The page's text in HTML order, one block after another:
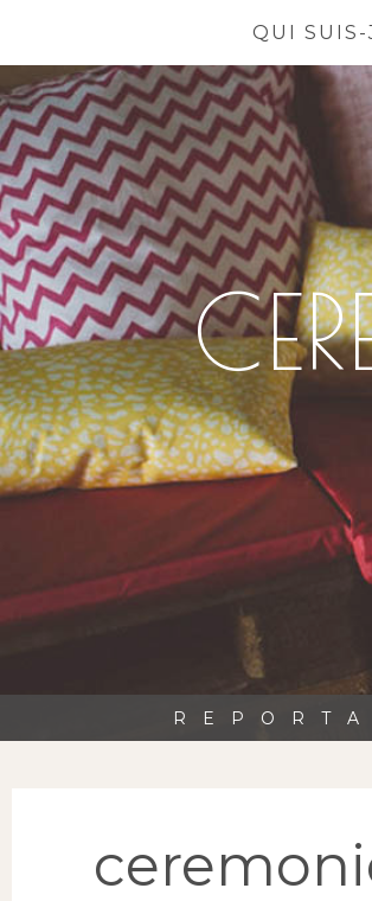
QUI SUIS-